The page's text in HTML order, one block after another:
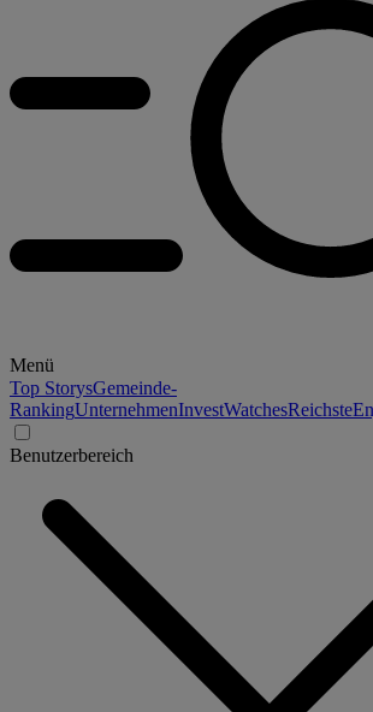
Menü
Top StorysGemeinde-
RankingUnternehmenInvestWatchesReichste
Benutzerbereich